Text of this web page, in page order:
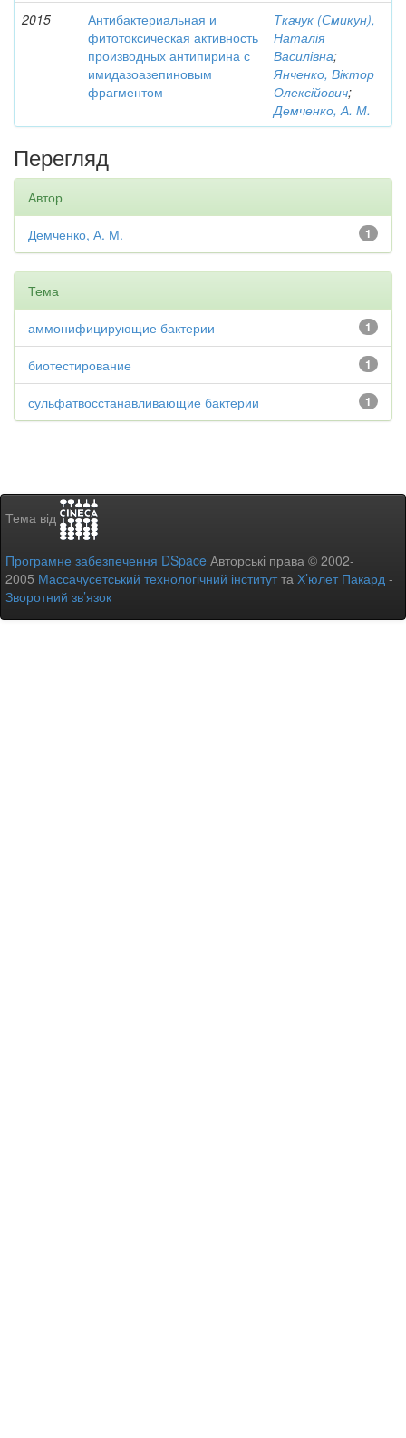
2015
Антибактериальная и
фитотоксическая активность
производных антипирина с
имидазоазепиновым
фрагментом
Ткачук (Смикун),
Наталія
Василівна;
Янченко, Віктор
Олексійович;
Демченко, А. М.
Перегляд
Автор
1
Демченко, А. М.
Тема
1
аммонифицирующие бактерии
1
биотестирование
1
сульфатвосстанавливающие бактерии
Тема від
Програмне забезпечення DSpace Авторські права © 2002-
2005 Массачусетський технологічний інститутта Х’юлет Пакард -
Зворотний зв’язок